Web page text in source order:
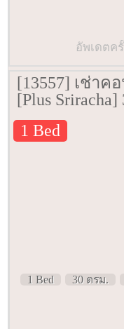
อัพเดตค
[13557] เช่าค
[Plus
1 Bed
1 Bed 30 ตรม.